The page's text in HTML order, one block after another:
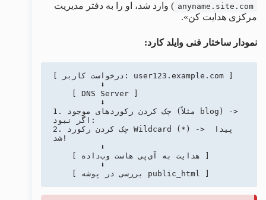
anyname.site.com ) وارد شد، او را به دفتر مدیریت
مرکزی هدایت کن».
نمودار ساختار فنی وایلد کارد:
[ درخواست کاربر: user123.example.com ]
1. چک کردن رکوردهای موجود (مثلاً blog) ->
اگر نبود:
2. چک کردن رکورد Wildcard (*) -> پیدا
شد!
    [ بررسی در پوشه public_html ]